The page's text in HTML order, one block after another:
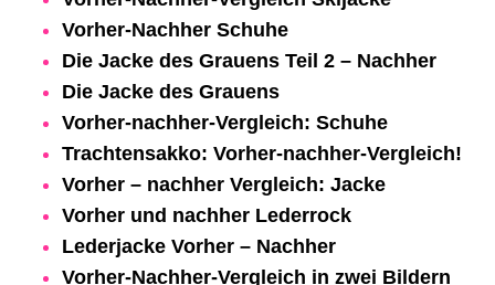
Vorher-Nachher Schuhe
Die Jacke des Grauens Teil 2 – Nachher
Die Jacke des Grauens
Vorher-nachher-Vergleich: Schuhe
Trachtensakko: Vorher-nachher-Vergleich!
Vorher – nachher Vergleich: Jacke
Vorher und nachher Lederrock
Lederjacke Vorher – Nachher
Vorher-Nachher-Vergleich in zwei Bildern